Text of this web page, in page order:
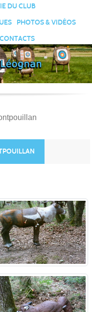
DU CLUB
PHOTOS & VIDÉOS
CONTACTS